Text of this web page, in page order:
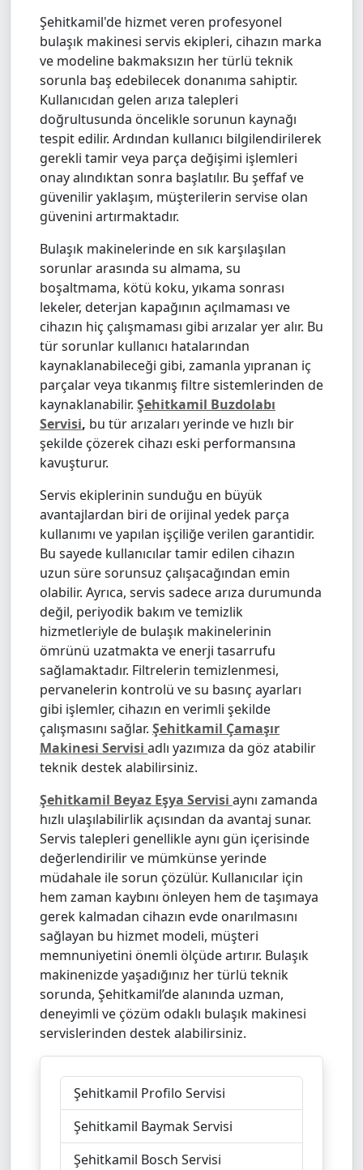
Şehitkamil'de hizmet veren profesyonel
bulaşık makinesi servis ekipleri, cihazın marka
ve modeline bakmaksızın her türlü teknik
sorunla baş edebilecek donanıma sahiptir.
Kullanıcıdan gelen arıza talepleri
doğrultusunda öncelikle sorunun kaynağı
tespit edilir. Ardından kullanıcı bilgilendirilerek
gerekli tamir veya parça değişimi işlemleri
onay alındıktan sonra başlatılır. Bu şeffaf ve
güvenilir yaklaşım, müşterilerin servise olan
güvenini artırmaktadır.
Bulaşık makinelerinde en sık karşılaşılan
sorunlar arasında su almama, su
boşaltmama, kötü koku, yıkama sonrası
lekeler, deterjan kapağının açılmaması ve
cihazın hiç çalışmaması gibi arızalar yer alır. Bu
tür sorunlar kullanıcı hatalarından
kaynaklanabileceği gibi, zamanla yıpranan iç
parçalar veya tıkanmış filtre sistemlerinden de
kaynaklanabilir. Şehitkamil Buzdolabı
Servisi, bu tür arızaları yerinde ve hızlı bir
şekilde çözerek cihazı eski performansına
kavuşturur.
Servis ekiplerinin sunduğu en büyük
avantajlardan biri de orijinal yedek parça
kullanımı ve yapılan işçiliğe verilen garantidir.
Bu sayede kullanıcılar tamir edilen cihazın
uzun süre sorunsuz çalışacağından emin
olabilir. Ayrıca, servis sadece arıza durumunda
değil, periyodik bakım ve temizlik
hizmetleriyle de bulaşık makinelerinin
ömrünü uzatmakta ve enerji tasarrufu
sağlamaktadır. Filtrelerin temizlenmesi,
pervanelerin kontrolü ve su basınç ayarları
gibi işlemler, cihazın en verimli şekilde
çalışmasını sağlar. Şehitkamil Çamaşır
Makinesi Servisi adlı yazımıza da göz atabilir
teknik destek alabilirsiniz.
Şehitkamil Beyaz Eşya Servisi aynı zamanda
hızlı ulaşılabilirlik açısından da avantaj sunar.
Servis talepleri genellikle aynı gün içerisinde
değerlendirilir ve mümkünse yerinde
müdahale ile sorun çözülür. Kullanıcılar için
hem zaman kaybını önleyen hem de taşımaya
gerek kalmadan cihazın evde onarılmasını
sağlayan bu hizmet modeli, müşteri
memnuniyetini önemli ölçüde artırır. Bulaşık
makinenizde yaşadığınız her türlü teknik
sorunda, Şehitkamil’de alanında uzman,
deneyimli ve çözüm odaklı bulaşık makinesi
servislerinden destek alabilirsiniz.
Şehitkamil Profilo Servisi
Şehitkamil Baymak Servisi
Şehitkamil Bosch Servisi